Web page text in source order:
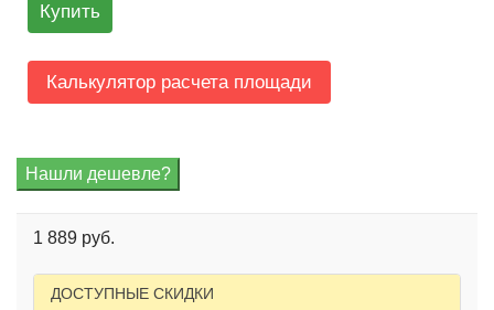
Купить
Калькулятор расчета площади
1 889 руб.
ДОСТУПНЫЕ СКИДКИ